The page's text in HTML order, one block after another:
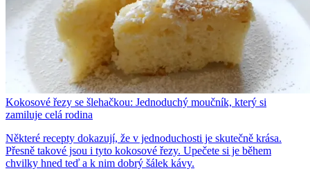
Kokosové řezy se šlehačkou: Jednoduchý moučník, který si
zamiluje celá rodina
Některé recepty dokazují, že v jednoduchosti je skutečně krása.
Přesně takové jsou i tyto kokosové řezy. Upečete si je během
chvilky hned teď a k nim dobrý šálek kávy.